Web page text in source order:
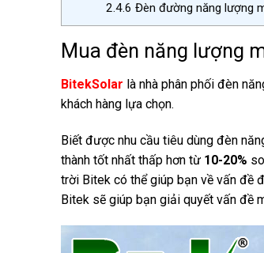
2.4.6 Đèn đường năng lượng
Mua đèn năng lượng
BitekSolar là nhà phân phối đèn
khách hàng lựa chọn.
Biết được nhu cầu tiêu dùng đèn
thành tốt nhất thấp hơn từ 10-20%
trời Bitek có thể giúp bạn về vấn đề
Bitek sẽ giúp bạn giải quyết vấn đề